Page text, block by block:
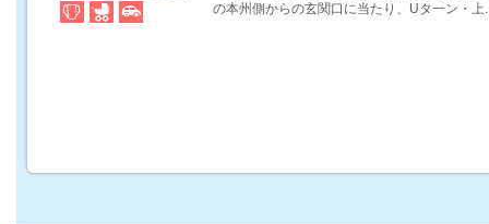
の本州側からの玄関口に当たり、Uタ一ン・上